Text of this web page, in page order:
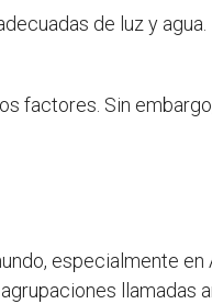
de luz y
factores. Sin
especialmente en
llamadas